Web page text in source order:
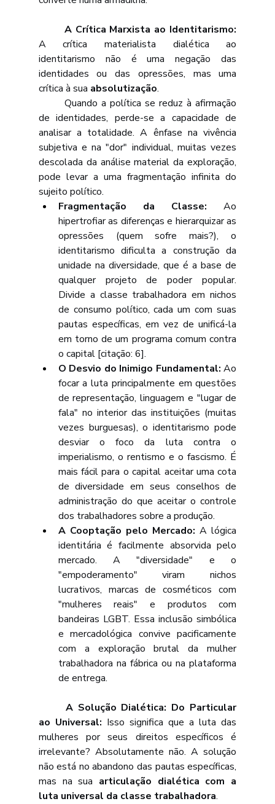
A crítica materialista dialética ao
identitarismo não é uma negação das
identidades ou das opressões, mas uma
crítica à sua absolutização.
de identidades, perde-se a capacidade de
analisar a totalidade. A ênfase na vivência
subjetiva e na "dor" individual, muitas vezes
descolada da análise material da exploração,
pode levar a uma fragmentação infinita do
sujeito político.
Fragmentação da Classe: Ao
hipertrofiar as diferenças e hierarquizar as
opressões (quem sofre mais?), o
identitarismo dificulta a construção da
unidade na diversidade, que é a base de
qualquer projeto de poder popular.
Divide a classe trabalhadora em nichos
de consumo político, cada um com suas
pautas específicas, em vez de unificá-la
em torno de um programa comum contra
o capital [citação: 6].
O Desvio do Inimigo Fundamental: Ao
focar a luta principalmente em questões
de representação, linguagem e "lugar de
fala" no interior das instituições (muitas
vezes burguesas), o identitarismo pode
desviar o foco da luta contra o
imperialismo, o rentismo e o fascismo. É
mais fácil para o capital aceitar uma cota
de diversidade em seus conselhos de
administração do que aceitar o controle
dos trabalhadores sobre a produção.
A Cooptação pelo Mercado: A lógica
identitária é facilmente absorvida pelo
mercado. A "diversidade" e o
"empoderamento" viram nichos
lucrativos, marcas de cosméticos com
"mulheres reais" e produtos com
bandeiras LGBT. Essa inclusão simbólica
e mercadológica convive pacificamente
com a exploração brutal da mulher
trabalhadora na fábrica ou na plataforma
de entrega.
ao Universal: Isso significa que a luta das
mulheres por seus direitos específicos é
irrelevante? Absolutamente não. A solução
não está no abandono das pautas específicas,
mas na sua articulação dialética com a
luta universal da classe trabalhadora.